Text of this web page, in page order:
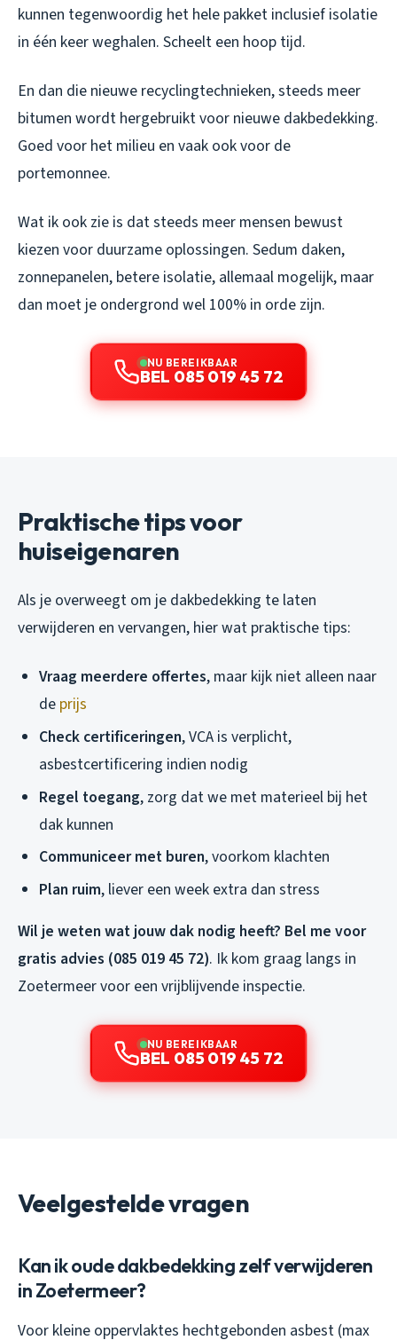
kunnen tegenwoordig het hele pakket inclusief isolatie
in één keer weghalen. Scheelt een hoop tijd.
En dan die nieuwe recyclingtechnieken, steeds meer
bitumen wordt hergebruikt voor nieuwe dakbedekking.
Goed voor het milieu en vaak ook voor de
portemonnee.
Wat ik ook zie is dat steeds meer mensen bewust
kiezen voor duurzame oplossingen. Sedum daken,
zonnepanelen, betere isolatie, allemaal mogelijk, maar
dan moet je ondergrond wel 100% in orde zijn.
NU BEREIKBAAR
BEL 085 019 45 72
Praktische tips voor
huiseigenaren
Als je overweegt om je dakbedekking te laten
verwijderen en vervangen, hier wat praktische tips:
Vraag meerdere offertes, maar kijk niet alleen naar
de prijs
Check certificeringen, VCA is verplicht,
asbestcertificering indien nodig
Regel toegang, zorg dat we met materieel bij het
dak kunnen
Communiceer met buren, voorkom klachten
Plan ruim, liever een week extra dan stress
Wil je weten wat jouw dak nodig heeft? Bel me voor
gratis advies (085 019 45 72). Ik kom graag langs in
Zoetermeer voor een vrijblijvende inspectie.
NU BEREIKBAAR
BEL 085 019 45 72
Veelgestelde vragen
Kan ik oude dakbedekking zelf verwijderen
in Zoetermeer?
Voor kleine oppervlaktes hechtgebonden asbest (max